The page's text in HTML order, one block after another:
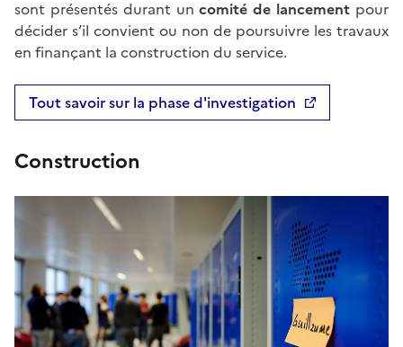
sont présentés durant uncomité de lancement pour
décider s’il convient ou non de poursuivre les travaux
en finançant la construction du service.
Tout savoir sur la phase d'investigation
Construction